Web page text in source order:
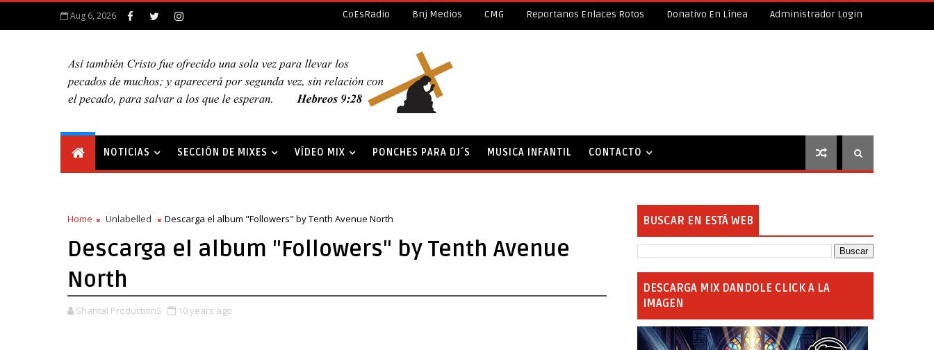
Aug 6, 2026 CoEsRadio Bnj Medios CMG Reportanos Enlaces Rotos Donativo En Línea Administrador Login
NOTICIAS SECCIÓN DE MIXES VÍDEO MIX PONCHES PARA DJ´S MUSICA INFANTIL CONTACTO
Home Unlabelled Descarga el album "Followers" by Tenth Avenue North
Descarga el album "Followers" by Tenth Avenue
North
Shantal ProductionS 10 years ago
BUSCAR EN ESTÁ WEB
DESCARGA MIX DANDOLE CLICK A LA
IMAGEN